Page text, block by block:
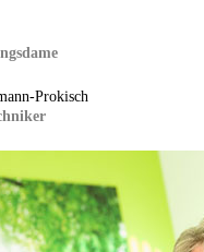
Prokisch